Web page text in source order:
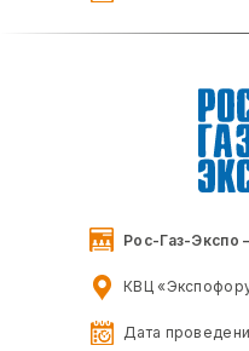
Дата
КВЦ
Рос-Газ-Экспо